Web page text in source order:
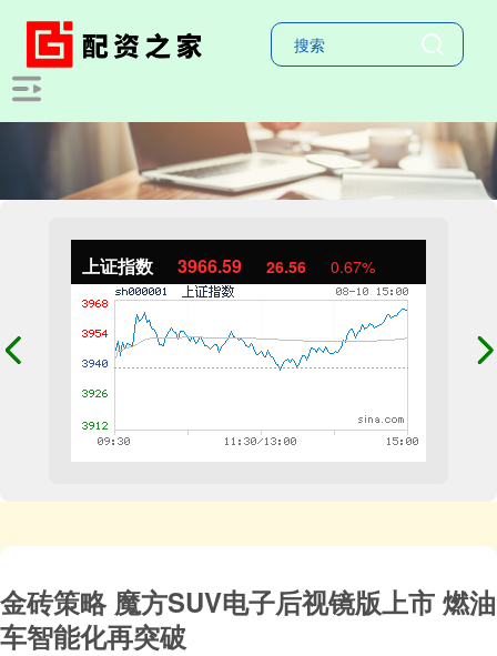
上证指数 3966.59 26.56 0.67%
金砖策略 魔方SUV电子后视镜版上市 燃油
车智能化再突破